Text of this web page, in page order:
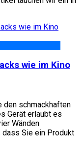
wie im Kino
den schmackhaften
Gerät erlaubt es
Wänden
Sie ein Produkt